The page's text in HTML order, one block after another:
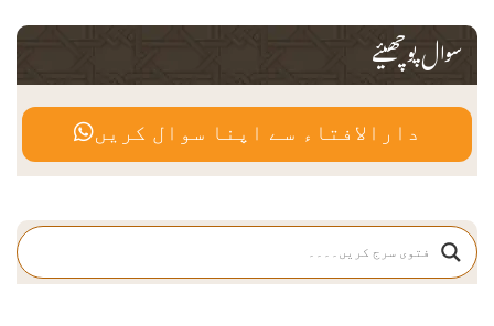
سوال پوچھیئے
دارالافتاء سے اپنا سوال کریں